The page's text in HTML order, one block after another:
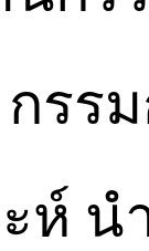
รร
ห์ น